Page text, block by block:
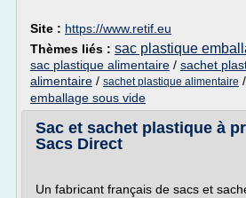
Site : https://www.retif.eu
Thèmes liés : sac plastique
sac plastique alimentaire / sachet
alimentaire / sachet plastique alimentaire /
emballage sous vide
Sac et sachet plastique à
Sacs Direct
Un fabricant français de sacs et